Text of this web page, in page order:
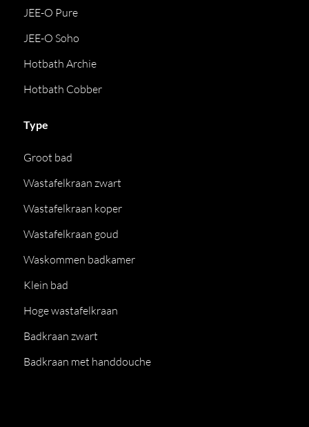
JEE-O Pure
JEE-O Soho
Hotbath Archie
Hotbath Cobber
Type
Groot bad
Wastafelkraan zwart
Wastafelkraan koper
Wastafelkraan goud
Waskommen badkamer
Klein bad
Hoge wastafelkraan
Badkraan zwart
Badkraan met handdouche